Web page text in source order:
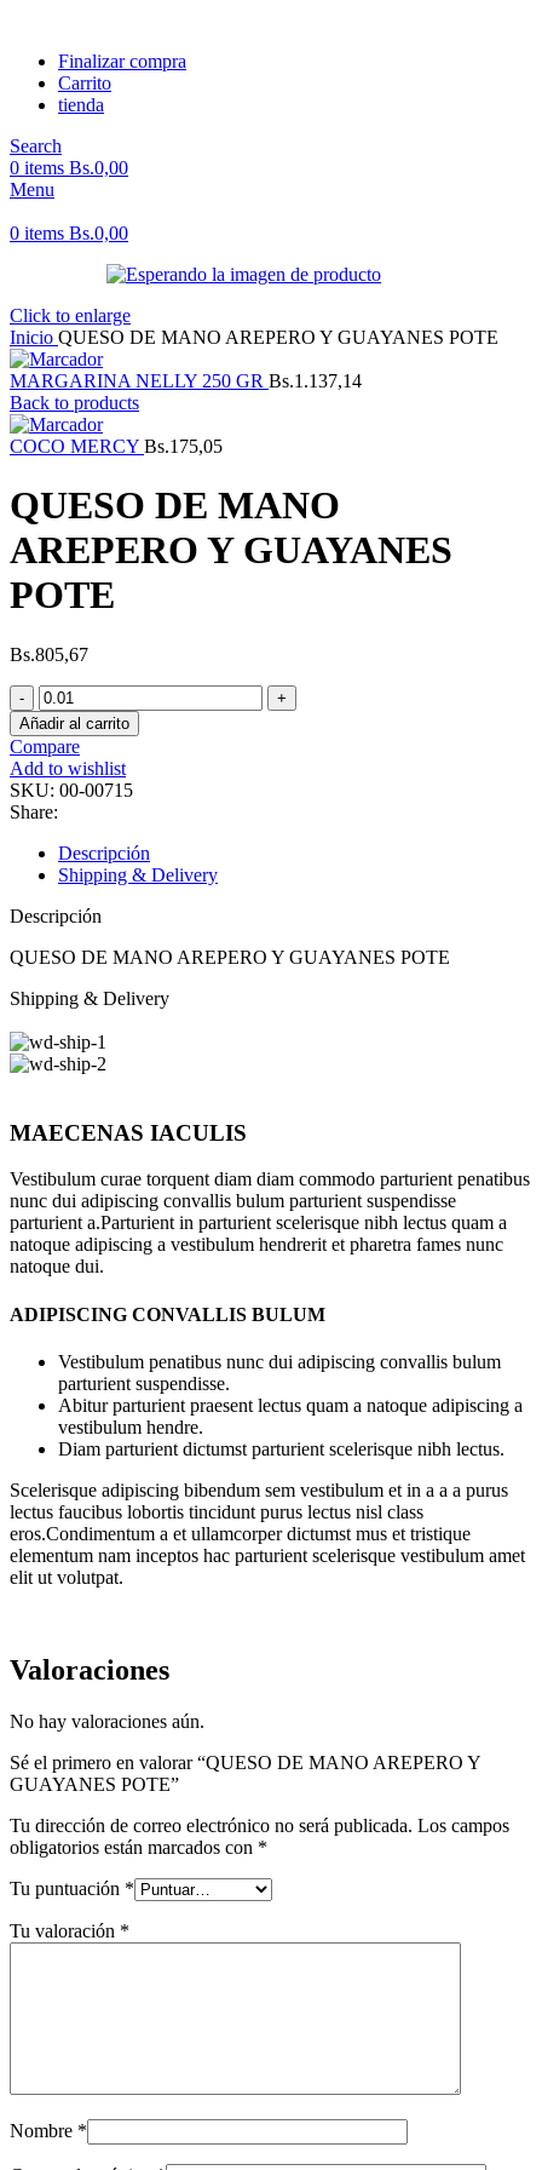
Finalizar compra
Carrito
tienda
Search
0 items Bs.0,00
Menu
0 items Bs.0,00
Click to enlarge
Inicio QUESO DE MANO AREPERO Y GUAYANES POTE
MARGARINA NELLY 250 GR Bs.1.137,14
Back to products
COCO MERCY Bs.175,05
QUESO DE MANO
AREPERO Y GUAYANES
POTE
Bs.805,67
Añadir al carrito
Compare
Add to wishlist
SKU: 00-00715
Share:
Descripción
Shipping & Delivery
Descripción
QUESO DE MANO AREPERO Y GUAYANES POTE
Shipping & Delivery
MAECENAS IACULIS
Vestibulum curae torquent diam diam commodo parturient penatibus
nunc dui adipiscing convallis bulum parturient suspendisse
parturient a.Parturient in parturient scelerisque nibh lectus quam a
natoque adipiscing a vestibulum hendrerit et pharetra fames nunc
natoque dui.
ADIPISCING CONVALLIS BULUM
Vestibulum penatibus nunc dui adipiscing convallis bulum
parturient suspendisse.
Abitur parturient praesent lectus quam a natoque adipiscing a
vestibulum hendre.
Diam parturient dictumst parturient scelerisque nibh lectus.
Scelerisque adipiscing bibendum sem vestibulum et in a a a purus
lectus faucibus lobortis tincidunt purus lectus nisl class
eros.Condimentum a et ullamcorper dictumst mus et tristique
elementum nam inceptos hac parturient scelerisque vestibulum amet
elit ut volutpat.
Valoraciones
No hay valoraciones aún.
Sé el primero en valorar “QUESO DE MANO AREPERO Y
GUAYANES POTE”
Tu dirección de correo electrónico no será publicada. Los campos
obligatorios están marcados con *
Tu puntuación *
Tu valoración *
Nombre *